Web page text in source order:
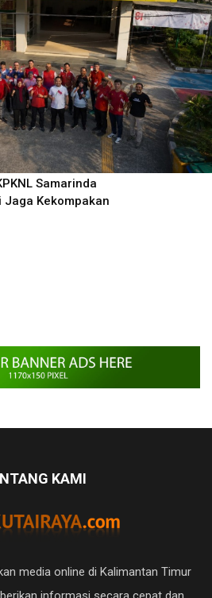
Samarinda
Jaga Kekompakan
KAMI
media online di Kalimantan Timur